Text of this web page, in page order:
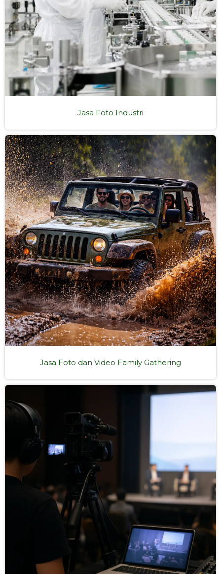
Jasa Foto Industri
Jasa Foto dan Video Family Gathering